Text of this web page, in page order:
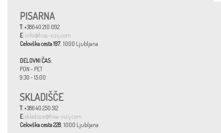
PISARNA
T: +386 40 210 092
E: info@hisa-vizij.com
Celovška cesta 197, 1000 Ljubljana
DELOVNI ČAS:
PON - PET
9:30 - 15:00
SKLADIŠČE
T: +386 40 250 512
E:skladisce@hisa-vizij.com
Celovška cesta 228, 1000 Ljubljana